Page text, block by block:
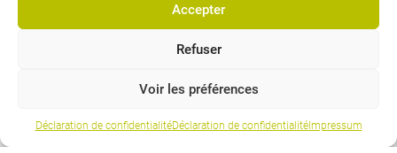
Accepter
Refuser
Voir les préférences
Déclaration de confidentialitéDéclaration de confidentialitéImpressum
Password-Reset